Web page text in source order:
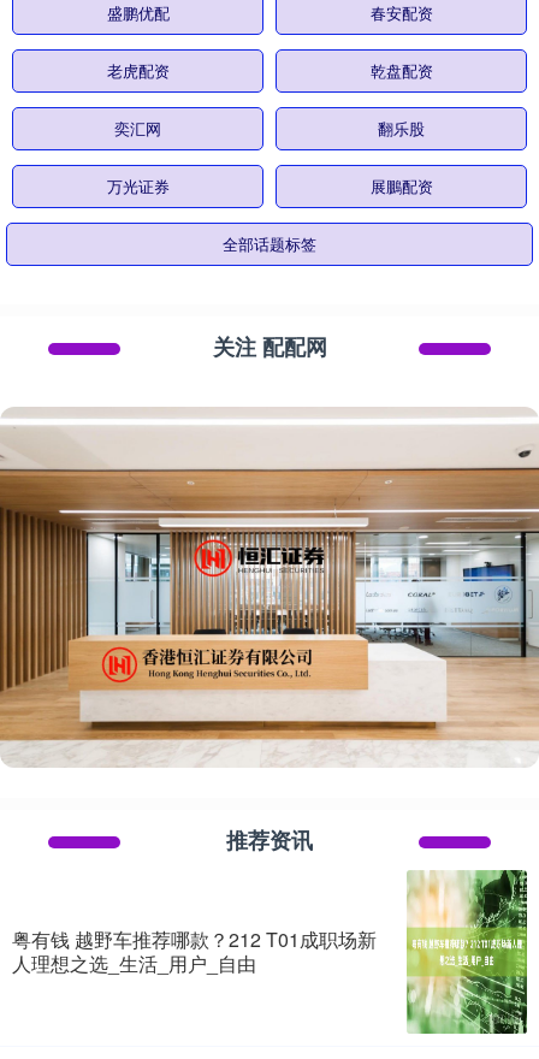
盛鹏优配 春安配资
老虎配资 乾盘配资
奕汇网 翻乐股
万光证券 展鵬配资
全部话题标签
关注 配配网
推荐资讯
粤有钱 越野车推荐哪款？212 T01成职场新
人理想之选_生活_用户_自由